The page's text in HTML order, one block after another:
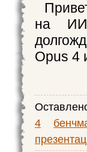
на
Opus 4
4